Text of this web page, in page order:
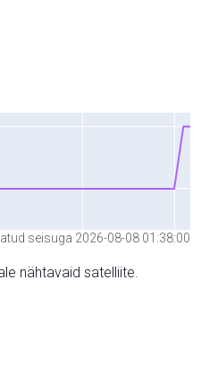
seisuga 2026-08-08 01:38:00
nähtavaid satelliite.